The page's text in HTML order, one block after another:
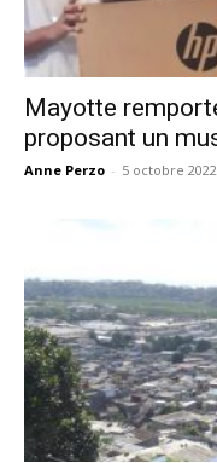
Mayotte
proposant un
Anne Perzo - 5 octobre 2022